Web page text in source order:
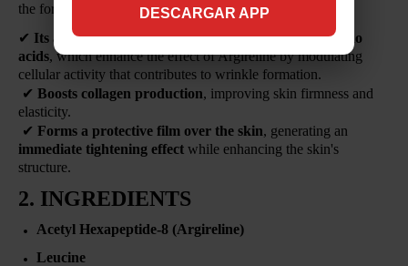
the formation of fine lines and wrinkles.
✔ Its advanced formula is enriched with essential amino
acids, which enhance the effect of Argireline by modulating
cellular activity that contributes to wrinkle formation.
✔ Boosts collagen production, improving skin firmness and
elasticity.
✔ Forms a protective film over the skin, generating an
immediate tightening effect while enhancing the skin's
structure.
2. INGREDIENTS
Acetyl Hexapeptide-8 (Argireline)
Leucine
DESCARGAR APP